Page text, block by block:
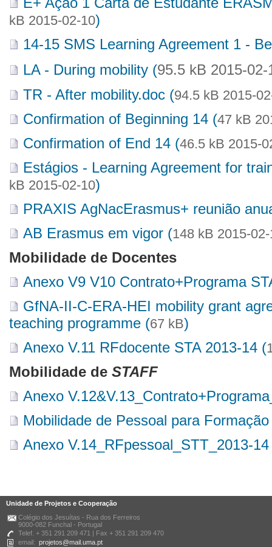
kB 2015-02-10)
14-15 SMS Learning Agreement 1 -
LA - During mobility (95.5 kB 2015-02-
TR - After mobility.doc (94.5 kB 2015-
Confirmation of Beginning 14 (47 kB
Confirmation of End 14 (46.5 kB 2015-
Estágios - Learning Agreement for
kB 2015-02-10)
PRAXIS AgNacErasmus+ reunião
AB Erasmus em vigor (148 kB 2015-
Mobilidade de Docentes
Anexo V9 V10 Contrato+Programa
GfNA-II-C-ERA-HEI mobility grant
teaching programme (67 kB)
Anexo V.11 RFdocente STA 2013-14 (
Mobilidade de STAFF
Anexo
Mobilidade de Pessoal para
Anexo V.14_RFpessoal_STT_2013-
Unidade de Projetos e Cooperação
Colégio dos Jesuítas - Rua dos Ferreiros
9000-082 Funchal - Portugal
Telef. + 351 291 209 471 | Fax + 351 291 209 470
email: projetos@mail.uma.pt